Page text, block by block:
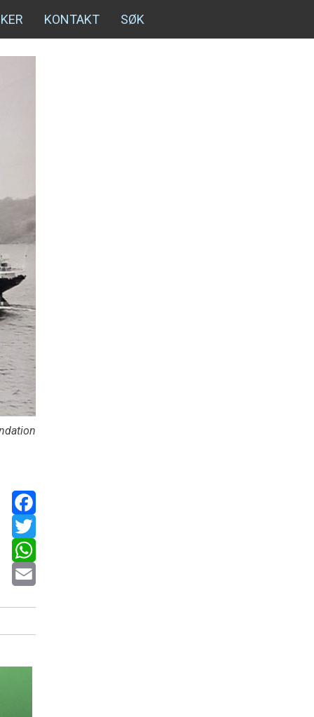
KONTAKT SØK
Facebook
Twitter
WhatsApp